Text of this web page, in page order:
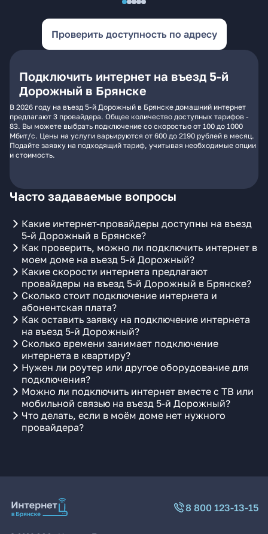
Проверить доступность по адресу
Подключить интернет на въезд 5-й
Дорожный в Брянске
В 2026 году на въезд 5-й Дорожный в Брянске домашний интернет
предлагают 3 провайдера. Общее количество доступных тарифов -
83. Вы можете выбрать подключение со скоростью от 100 до 1000
Мбит/с. Цены на услуги варьируются от 600 до 2190 рублей в месяц.
Подайте заявку на подходящий тариф, учитывая необходимые опции
и стоимость.
Часто задаваемые вопросы
Какие интернет-провайдеры доступны на въезд
5-й Дорожный в Брянске?
Как проверить, можно ли подключить интернет в
моем доме на въезд 5-й Дорожный?
Какие скорости интернета предлагают
провайдеры на въезд 5-й Дорожный в Брянске?
Сколько стоит подключение интернета и
абонентская плата?
Как оставить заявку на подключение интернета
на въезд 5-й Дорожный?
Сколько времени занимает подключение
интернета в квартиру?
Нужен ли роутер или другое оборудование для
подключения?
Можно ли подключить интернет вместе с ТВ или
мобильной связью на въезд 5-й Дорожный?
Что делать, если в моём доме нет нужного
провайдера?
8 800 123-13-15